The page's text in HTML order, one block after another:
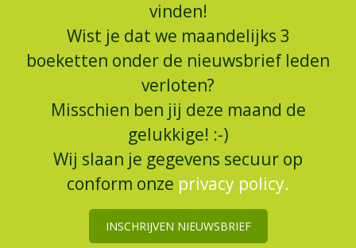
vinden!
Wist je dat we maandelijks 3
boeketten onder de nieuwsbrief leden
verloten?
Misschien ben jij deze maand de
gelukkige! :-)
Wij slaan je gegevens secuur op
conform onze privacy policy.
INSCHRIJVEN NIEUWSBRIEF